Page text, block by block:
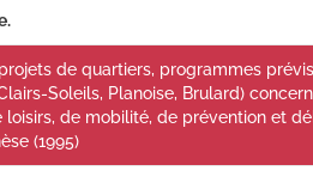
de quartiers, programmes
Soleils, Planoise, Brulard)
de mobilité, de prévention et
(1995)